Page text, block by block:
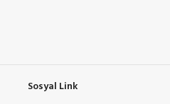
Sosyal Link